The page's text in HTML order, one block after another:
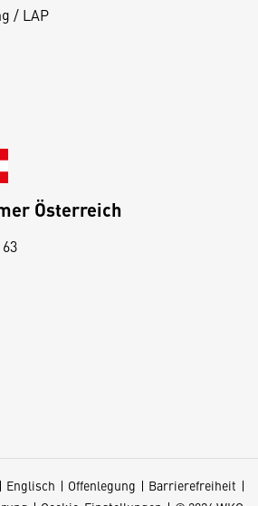
/ LAP
Österreich
Englisch Offenlegung
Barrierefreiheit